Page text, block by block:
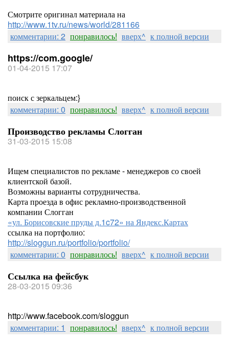
Смотрите оригинал материала на
http://www.1tv.ru/news/world/281166
комментарии: 2 понравилось! вверх^ к полной версии
https://com.google/
01-04-2015 17:07
поиск с зеркальцем:}
комментарии: 0 понравилось! вверх^ к полной версии
Производство рекламы Слогган
31-03-2015 15:08
Ищем специалистов по рекламе - менеджеров со своей
клиентской базой.
Возможны варианты сотрудничества.
Карта проезда в офис рекламно-производственной
компании Слогган
«ул. Борисовские пруды д.1c72» на Яндекс.Картах
ссылка на портфолио:
http://sloggun.ru/portfolio/portfolio/
комментарии: 0 понравилось! вверх^ к полной версии
Ссылка на фейсбук
28-03-2015 09:36
http://www.facebook.com/sloggun
комментарии: 1 понравилось! вверх^ к полной версии